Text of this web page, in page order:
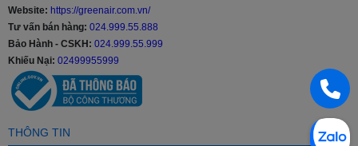
Hotline: 024 999 55 888 để nhận được mức giá ưu đãi "hấp dẫn"
nhất cùng các chính sách hỗ trợ.
- Khách hàng là nhà thầu, Xây dựng công trình lớn muốn hỗ trợ về
thiết kế, tư vấn về kỹ thuật, đưa ra các giải pháp tối ưu nhất cũng
như cần kỹ thuật viên thi công lắp đặt tại công trình vui lòng Liên
Hệ: 024 999 55 888 để được hỗ trợ.
Website: https://greenair.com.vn/
Tư vấn bán hàng: 024.999.55.888
Bảo Hành - CSKH: 024.999.55.999
Khiếu Nại: 02499955999
THÔNG TIN